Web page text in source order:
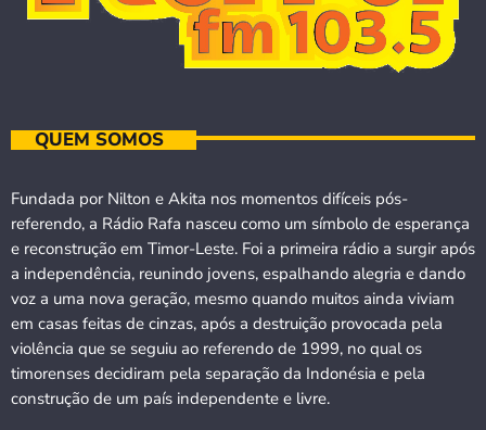
QUEM SOMOS
Fundada por Nilton e Akita nos momentos difíceis pós-
referendo, a Rádio Rafa nasceu como um símbolo de esperança
e reconstrução em Timor-Leste. Foi a primeira rádio a surgir após
a independência, reunindo jovens, espalhando alegria e dando
voz a uma nova geração, mesmo quando muitos ainda viviam
em casas feitas de cinzas, após a destruição provocada pela
violência que se seguiu ao referendo de 1999, no qual os
timorenses decidiram pela separação da Indonésia e pela
construção de um país independente e livre.